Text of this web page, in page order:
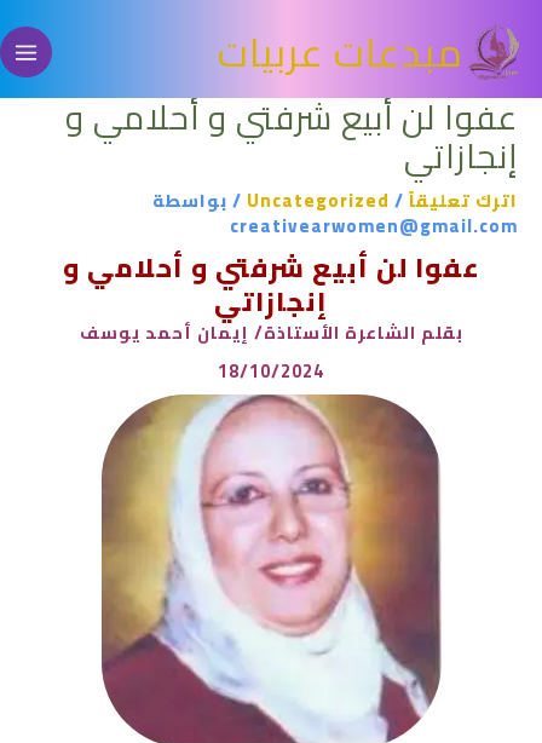
إلى
المحتوىمبدعات عربيات
عفوا لن أبيع شرفتي و أحلامي و
إنجازاتي
اترك تعليقاً/
Uncategorized / بواسطة
creativearwomen@gmail.com
عفوا لن أبيع شرفتي و أحلامي و
إنجازاتي
بقلم الشاعرة الأستاذة/ إيمان أحمد يوسف
18/10/2024